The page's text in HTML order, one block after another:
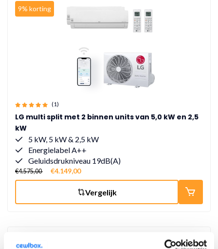
9% korting
(1)
LG multi split met 2 binnen units van 5,0 kW en 2,5
kW
5 kW, 5 kW & 2,5 kW
Energielabel A++
Geluidsdrukniveau 19dB(A)
€4.575,00 €4.149,00
Vergelijk
12% korting